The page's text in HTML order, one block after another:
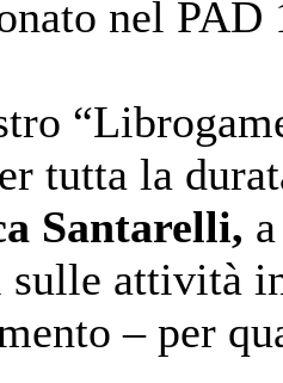
nel
tutta la
Santarelli,
attività
– per